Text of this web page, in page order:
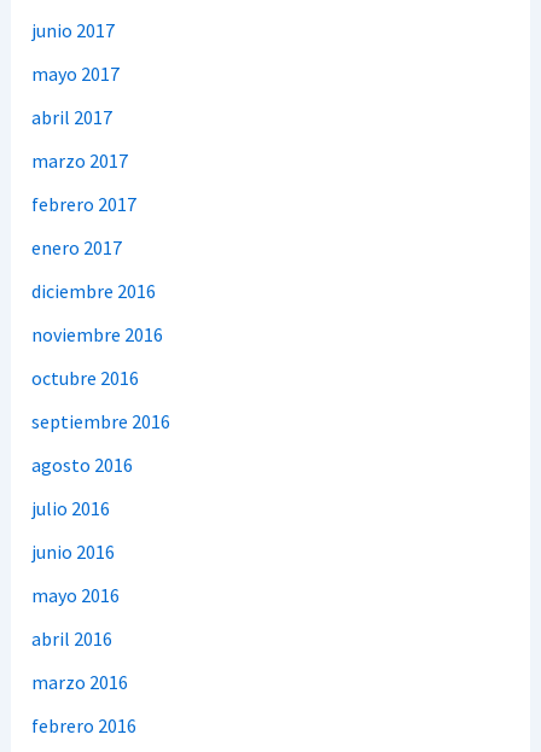
junio 2017
mayo 2017
abril 2017
marzo 2017
febrero 2017
enero 2017
diciembre 2016
noviembre 2016
octubre 2016
septiembre 2016
agosto 2016
julio 2016
junio 2016
mayo 2016
abril 2016
marzo 2016
febrero 2016